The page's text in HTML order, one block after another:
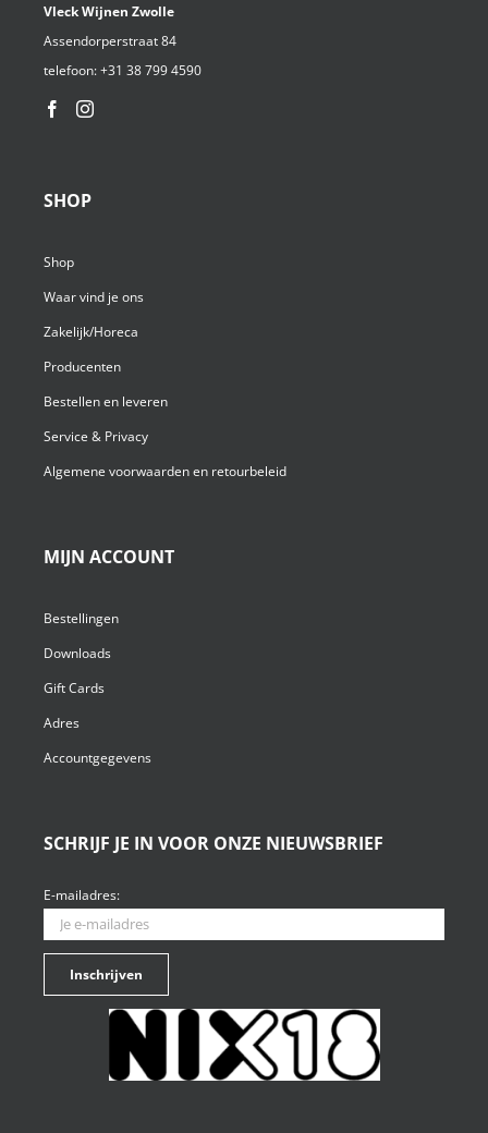
Vleck Wijnen Zwolle
Assendorperstraat 84
telefoon:+31 38 799 4590⁩
SHOP
Shop
Waar vind je ons
Zakelijk/Horeca
Producenten
Bestellen en leveren
Service & Privacy
Algemene voorwaarden en retourbeleid
MIJN ACCOUNT
Bestellingen
Downloads
Gift Cards
Adres
Accountgegevens
SCHRIJF JE IN VOOR ONZE NIEUWSBRIEF
E-mailadres: